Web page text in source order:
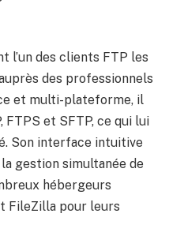
l’un des clients FTP les
des professionnels
et multi-plateforme, il
et SFTP, ce qui lui
Son interface intuitive
gestion simultanée de
hébergeurs
FileZilla pour leurs